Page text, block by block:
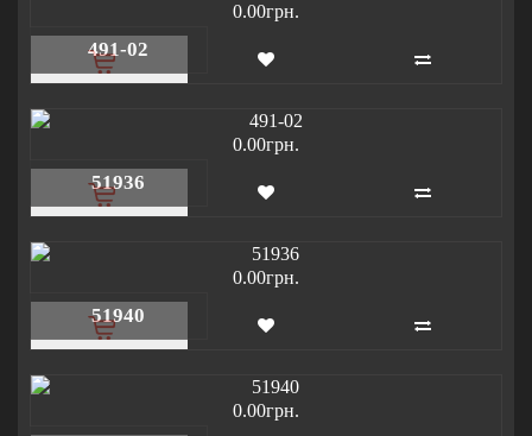
0.00грн.
491-02
0.00грн.
51936
0.00грн.
51940
0.00грн.